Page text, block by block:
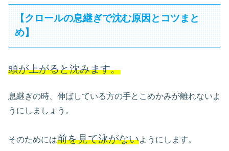
【クロールの息継ぎで沈む原因とコツまと
め】
頭が上がると沈みます。
息継ぎの時、伸ばしている方の手とこめかみが離れないよ
うにしましょう。
そのためには前を見て泳がないようにします。